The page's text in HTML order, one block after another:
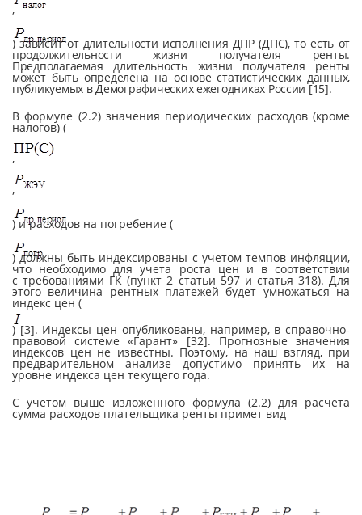
,
) зависит от длительности исполнения ДПР (ДПС), то есть от
продолжительности жизни получателя ренты.
Предполагаемая длительность жизни получателя ренты
может быть определена на основе статистических данных,
публикуемых в Демографических ежегодниках России [15].
В формуле (2.2) значения периодических расходов (кроме
налогов) (
,
,
) и расходов на погребение (
) должны быть индексированы с учетом темпов инфляции,
что необходимо для учета роста цен и в соответствии
с требованиями ГК (пункт 2 статьи 597 и ста­тья 318). Для
этого величина рентных платежей будет умножаться на
индекс цен (
) [3]. Индексы цен опубликованы, например, в справочно-
правовой системе «Гарант» [32]. Прогнозные значения
индексов цен не известны. Поэтому, на наш взгляд, при
предварительном анализе допустимо принять их на
уровне индекса цен текущего года.
С учетом выше изложенного формула (2.2) для расчета
сумма расходов плательщика ренты примет вид